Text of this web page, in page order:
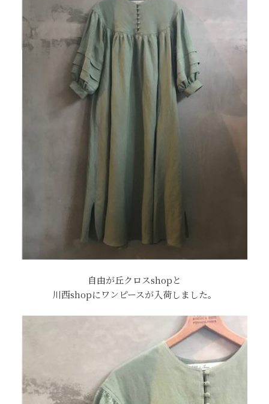
自由が丘クロスshopと
川西shopにワンピースが入荷しました。